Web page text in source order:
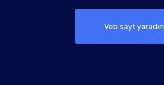
Veb sayt yaradın